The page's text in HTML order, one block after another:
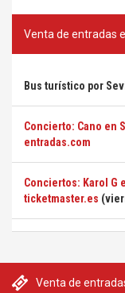
Venta de
Venta de entradas
Bus turístico por
Concierto: Cano en
entradas.com
Conciertos: Karol G
ticketmaster.es